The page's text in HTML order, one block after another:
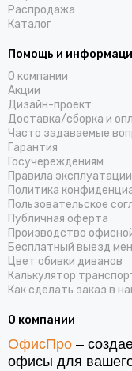
Распродажа
Каталог
Помощь и
О компании
Акции
Дизайн-проект
Доставка/cборка и
Часто задаваемые
Гарантия
Госучереждениям
Правила
Политика
Пользовательское
Публичная оферта
Производство
Бесплатный выезд
Цвет обивки диванов
Калькулятор
Как сделать заказ в
О компании
ОфисПро –
офисы для